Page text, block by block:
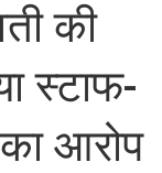
की
स्टाफ-
का आरोप